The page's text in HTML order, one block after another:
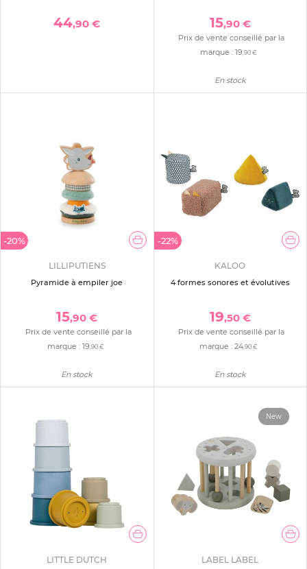
44,90 € 15,90 €
Prix de vente conseillé par la
marque :19,90 €
En stock
-20%
LILLIPUTIENS
Pyramide à empiler joe
15,90 €
Prix de vente conseillé par la
marque : 19,90 €
En stock
-22%
KALOO
4 formes sonores et évolutives
19,50 €
Prix de vente conseillé par la
marque :24,90 €
En stock
LITTLE DUTCH
New
LABEL LABEL